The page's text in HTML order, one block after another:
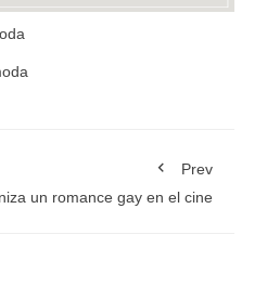
Prev
un romance gay en el cine